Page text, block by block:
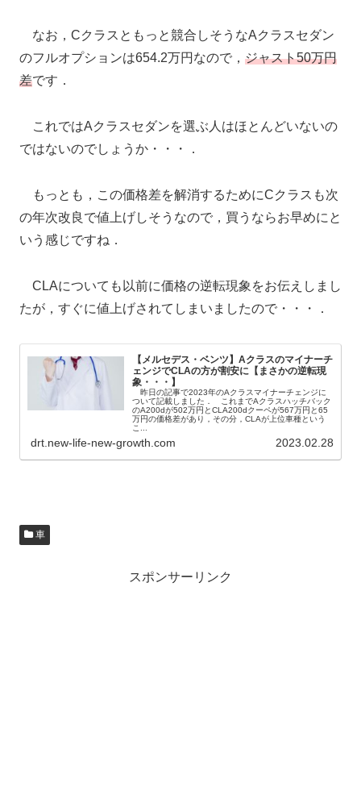
なお，Cクラスともっと競合しそうなAクラスセダン
のフルオプションは654.2万円なので， ジャスト50万円
差です．
これではAクラスセダンを選ぶ人はほとんどいないの
ではないのでしょうか・・・．
もっとも，この価格差を解消するためにCクラスも次
の年次改良で値上げしそうなので，買うならお早めにと
いう感じですね．
CLAについても以前に価格の逆転現象をお伝えしまし
たが，すぐに値上げされてしまいましたので・・・．
【メルセデス・ベンツ】Aクラスのマイナーチ
ェンジでCLAの方が割安に【まさかの逆転現
象・・・】
昨日の記事で2023年のAクラスマイナーチェンジに
ついて記載しました． これまでAクラスハッチバック
のA200dが502万円とCLA200dクーペが567万円と65
万円の価格差があり，その分，CLAが上位車種という
こ...
drt.new-life-new-growth.com 2023.02.28
車
スポンサーリンク